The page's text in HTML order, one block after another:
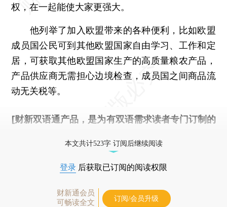
权，在一起能使大家更强大。
他列举了加入欧盟带来的各种便利，比如欧盟
成员国公民可到其他欧盟国家自由学习、工作和定
居，可获取其他欧盟国家生产的高质量粮农产品，
产品供应商无需担心边境检查，成员国之间商品流
动无关税等。
[财新双语通产品，是为有双语需求读者专门订制的
本文共计523字 订阅后继续阅读
登录 后获取已订阅的阅读权限
财新通会员
可畅读全文
订阅/会员升级